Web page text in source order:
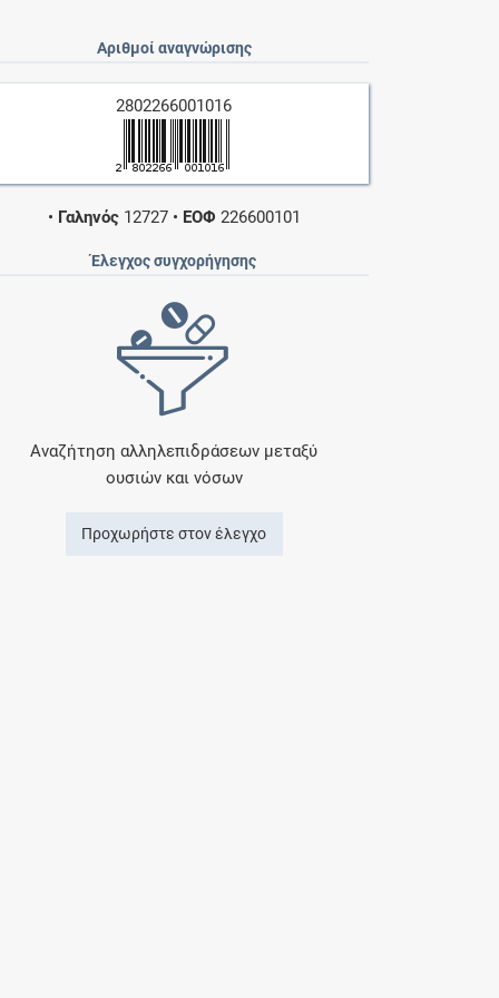
Αριθμοί αναγνώρισης
2802266001016
• Γαληνός12727 • ΕΟΦ 226600101
Έλεγχος συγχορήγησης
Αναζήτηση αλληλεπιδράσεων μεταξύ
ουσιών και νόσων
Προχωρήστε στον έλεγχο